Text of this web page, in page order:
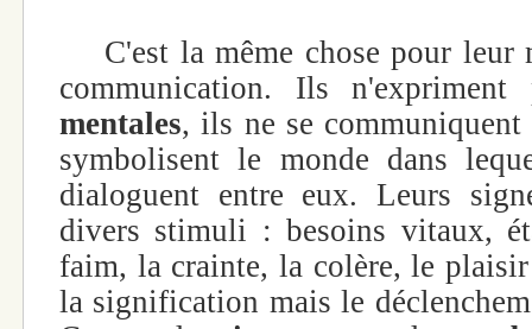
C'est la même chose pour leur
communication. Ils
mentales, ils ne se
symbolisent le monde dans
dialoguent entre eux. Leurs
divers stimuli : besoins vitaux,
faim, la crainte, la colère, le
la signification mais le